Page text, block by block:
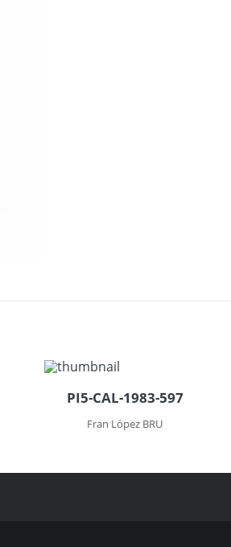
PI5-CAL-1983-597
Fran López BRU